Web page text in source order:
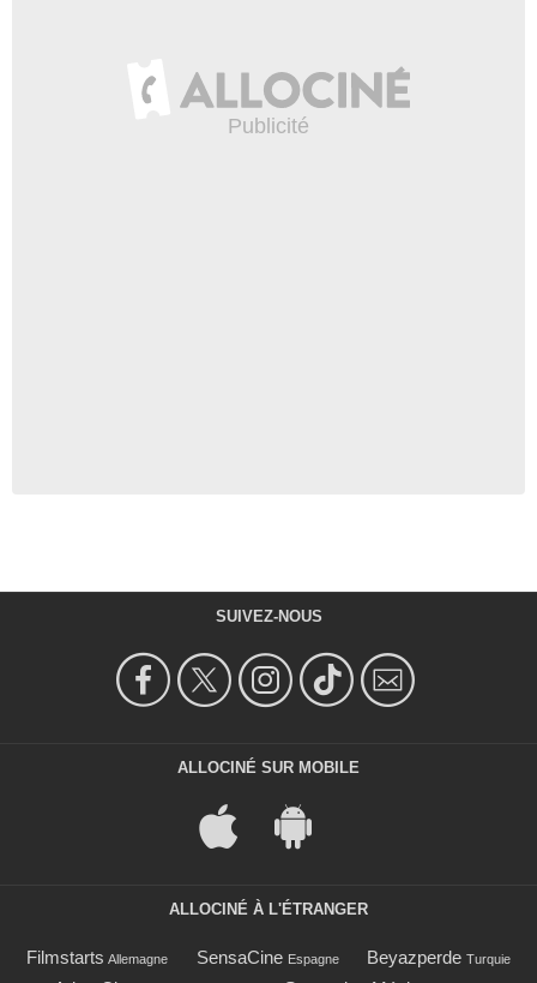
SUIVEZ-NOUS
ALLOCINÉ SUR MOBILE
ALLOCINÉ À L'ÉTRANGER
Filmstarts Allemagne SensaCine Espagne Beyazperde Turquie